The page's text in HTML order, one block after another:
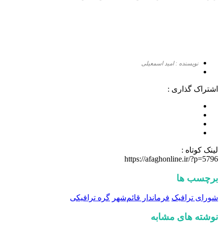
نویسنده : امید اسمعیلی
اشتراک گذاری :
لینک کوتاه :
https://afaghonline.ir/?p=5796
برچسب ها
شورای ترافیک فرماندار قائم‌شهر گره ترافیکی
نوشته های مشابه